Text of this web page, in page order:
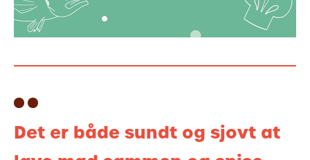
Det er både sundt og sjovt at